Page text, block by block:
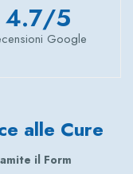
Google
4.7/5
alle Cure
il Form